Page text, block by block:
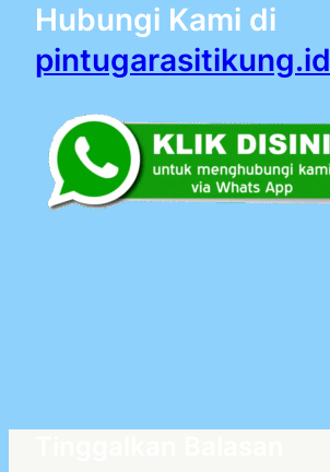
Hubungi Kami di
pintugarasitikung.id